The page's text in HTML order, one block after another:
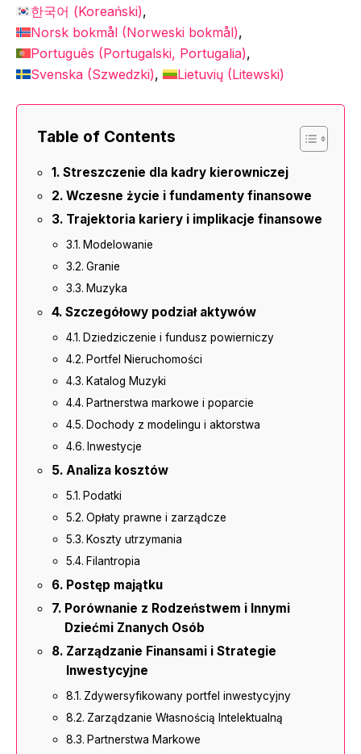
한국어 (Koreański)
Norsk bokmål (Norweski bokmål)
Português (Portugalski, Portugalia)
Svenska (Szwedzki) Lietuvių (Litewski)
Table of Contents
Streszczenie dla kadry kierowniczej
Wczesne życie i fundamenty finansowe
Trajektoria kariery i implikacje finansowe
Modelowanie
Granie
Muzyka
Szczegółowy podział aktywów
Dziedziczenie i fundusz powierniczy
Portfel Nieruchomości
Katalog Muzyki
Partnerstwa markowe i poparcie
Dochody z modelingu i aktorstwa
Inwestycje
Analiza kosztów
Podatki
Opłaty prawne i zarządcze
Koszty utrzymania
Filantropia
Postęp majątku
Porównanie z Rodzeństwem i Innymi
Dziećmi Znanych Osób
Zarządzanie Finansami i Strategie
Inwestycyjne
Zdywersyfikowany portfel inwestycyjny
Zarządzanie Własnością Intelektualną
Partnerstwa Markowe